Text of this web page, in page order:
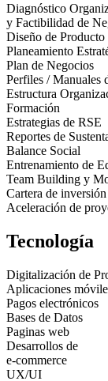
Diagnóstico
y Factibilidad de
Diseño de Producto
Planeamiento
Plan de Negocios
Perfiles / Manuales
Estructura
Formación
Estrategias de RSE
Reportes de
Balance Social
Entrenamiento de
Team Building y
Cartera de inversión
Aceleración de
Tecnología
Digitalización de
Aplicaciones
Pagos electrónicos
Bases de Datos
Paginas web
Desarrollos de
e-commerce
UX/UI